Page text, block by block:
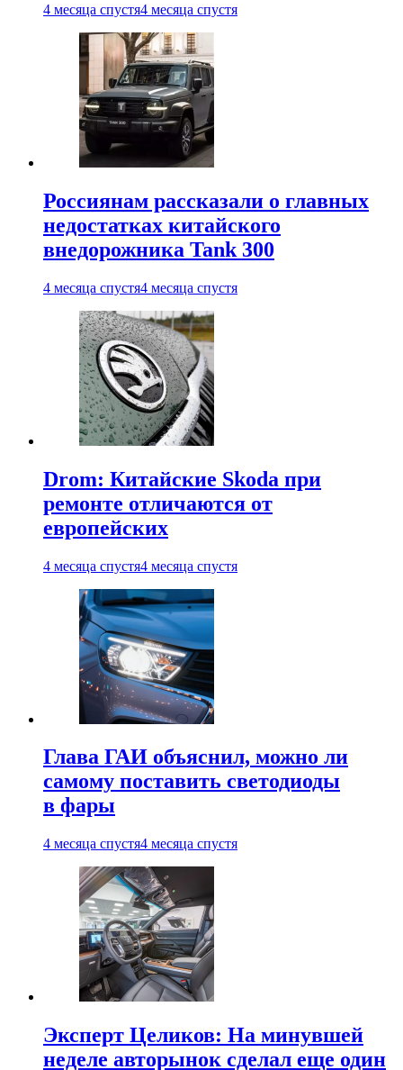
4 месяца спустя4 месяца спустя
Россиянам рассказали о главных
недостатках китайского
внедорожника Tank 300
4 месяца спустя4 месяца спустя
Drom: Китайские Skoda при
ремонте отличаются от
европейских
4 месяца спустя4 месяца спустя
Глава ГАИ объяснил, можно ли
самому поставить светодиоды
в фары
4 месяца спустя4 месяца спустя
Эксперт Целиков: На минувшей
неделе авторынок сделал еще один